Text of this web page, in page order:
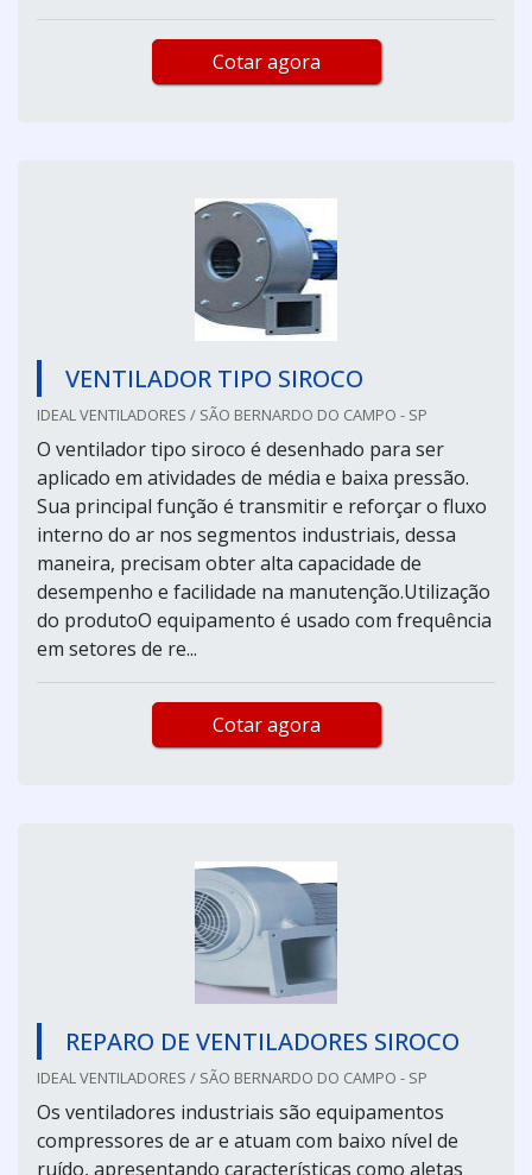
Cotar agora
VENTILADOR TIPO SIROCO
IDEAL VENTILADORES / SÃO BERNARDO DO CAMPO - SP
O ventilador tipo siroco é desenhado para ser
aplicado em atividades de média e baixa pressão.
Sua principal função é transmitir e reforçar o fluxo
interno do ar nos segmentos industriais, dessa
maneira, precisam obter alta capacidade de
desempenho e facilidade na manutenção.Utilização
do produtoO equipamento é usado com frequência
em setores de re...
Cotar agora
REPARO DE VENTILADORES SIROCO
IDEAL VENTILADORES / SÃO BERNARDO DO CAMPO - SP
Os ventiladores industriais são equipamentos
compressores de ar e atuam com baixo nível de
ruído, apresentando características como aletas